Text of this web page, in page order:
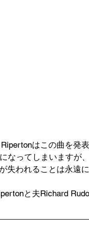
はこの曲を発
なってしまいますが
失われることは永遠
と夫Richard